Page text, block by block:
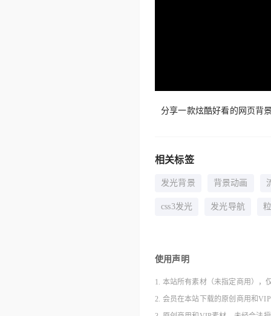
分享一款炫酷好看的网页背
相关标签
发光背景 背景动画
css3发光 发光导航
使用声明
1. 本站所有素材（未指定商用），
2. 会员在本站下载的原创商用和